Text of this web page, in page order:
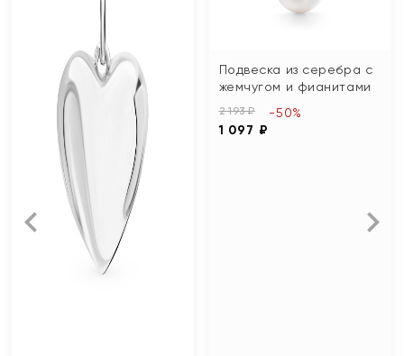
Подвеска из серебра с
жемчугом и фианитами
2 193 ₽
1 097 ₽
-50%